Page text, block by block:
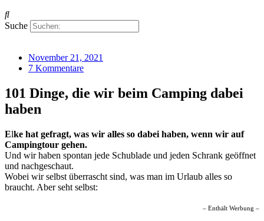
Suche
November 21, 2021
7 Kommentare
101 Dinge, die wir beim Camping dabei
haben
Elke hat gefragt, was wir alles so dabei haben, wenn wir auf
Campingtour gehen.
Und wir haben spontan jede Schublade und jeden Schrank geöffnet
und nachgeschaut.
Wobei wir selbst überrascht sind, was man im Urlaub alles so
braucht. Aber seht selbst:
– Enthält Werbung –